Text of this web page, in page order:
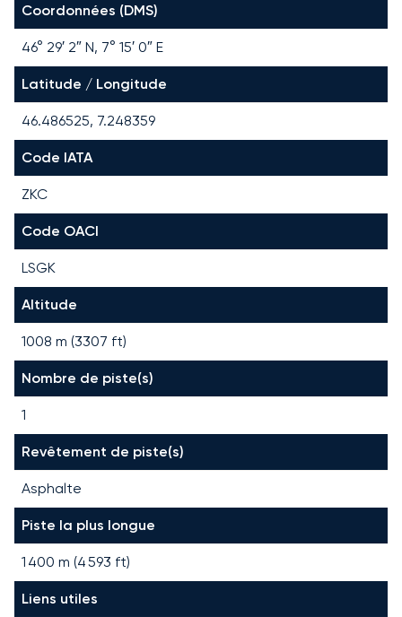
Coordonnées (DMS)
46° 29′ 2″ N, 7° 15′ 0″ E
Latitude / Longitude
46.486525, 7.248359
Code IATA
ZKC
Code OACI
LSGK
Altitude
1008 m (3307 ft)
Nombre de piste(s)
1
Revêtement de piste(s)
Asphalte
Piste la plus longue
1 400 m (4 593 ft)
Liens utiles